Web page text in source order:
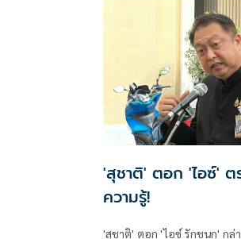
'สุชาติ' ตอก 'ไอซ์' ต
ความรู้!
'สุชาติ' ตอก 'ไอซ์ รักชนก' ก